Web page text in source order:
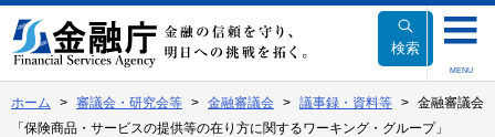
文
へ
動
検索
MENU
ホーム 審議会・研究会等 金融審議会 議事録・資料等
金融審議会
「保険商品・サービスの提供等の在り方に関するワーキング・グループ」